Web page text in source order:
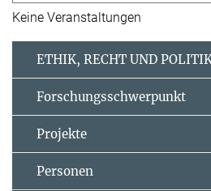
Keine Veranstaltungen
ETHIK, RECHT UND
Forschungsschwerpunkt
Projekte
Personen